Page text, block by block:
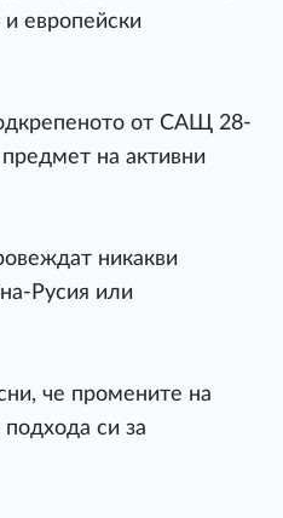
европейски
от САЩ 28-
на активни
никакви
Русия или
че промените на
си за